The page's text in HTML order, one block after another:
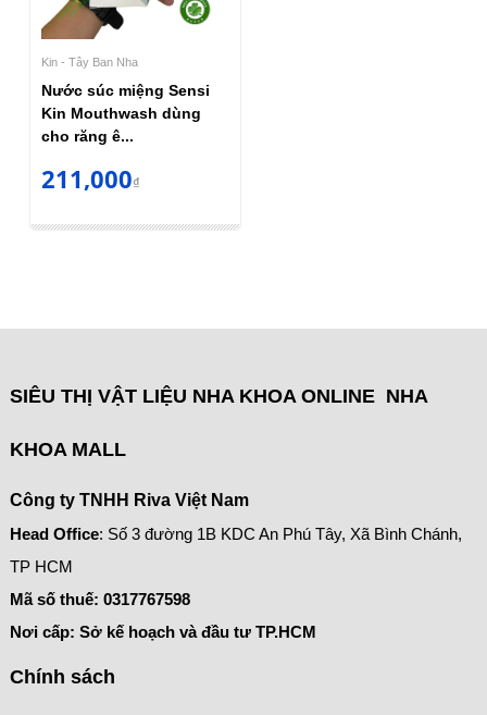
Kin - Tây Ban Nha
Nước súc miệng Sensi
Kin Mouthwash dùng
cho răng ê...
211,000₫
SIÊU THỊ VẬT LIỆU NHA KHOA ONLINE NHA
KHOA MALL
Công ty TNHH Riva Việt Nam
Head Office: Số 3 đường 1B KDC An Phú Tây, Xã Bình Chánh,
TP HCM
Mã số thuế: 0317767598
Nơi cấp: Sở kế hoạch và đầu tư TP.HCM
Chính sách